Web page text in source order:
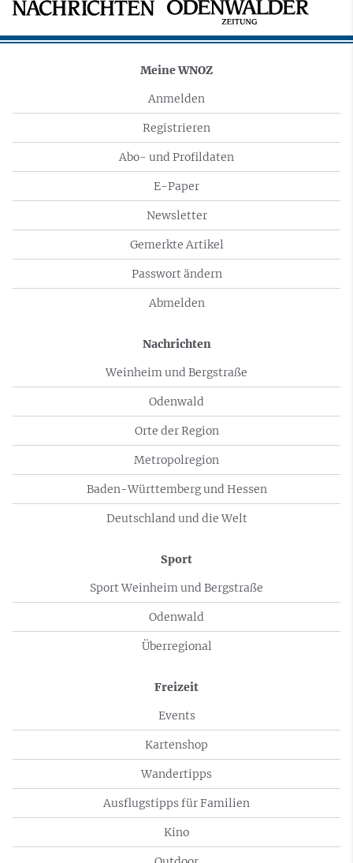
Meine WNOZ
Anmelden
Registrieren
Abo- und Profildaten
E-Paper
Newsletter
Gemerkte Artikel
Passwort ändern
Abmelden
Nachrichten
Weinheim und Bergstraße
Odenwald
Orte der Region
Metropolregion
Baden-Württemberg und Hessen
Deutschland und die Welt
Sport
Sport Weinheim und Bergstraße
Odenwald
Überregional
Freizeit
Events
Kartenshop
Wandertipps
Ausflugstipps für Familien
Kino